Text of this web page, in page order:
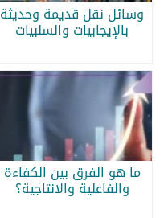
وسائل نقل قديمة وحديثة
بالإيجابيات والسلبيات
ما هو الفرق بين الكفاءة
والفاعلية والانتاجية؟